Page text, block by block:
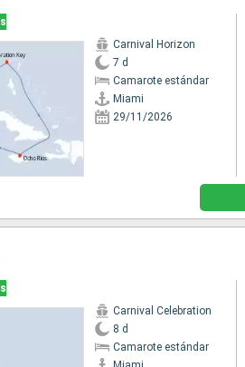
Carnival Horizon
7 d
Camarote estándar
Miami
29/11/2026
Carnival Celebration
8 d
Camarote estándar